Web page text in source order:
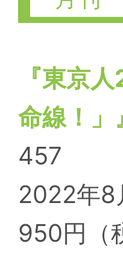
『東京
命線！」
457
2022年8
950円（